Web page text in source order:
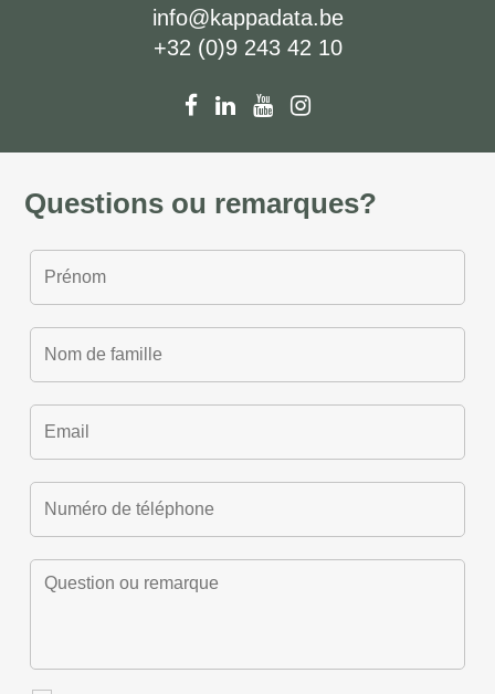
info@kappadata.be
+32 (0)9 243 42 10
Questions ou remarques?